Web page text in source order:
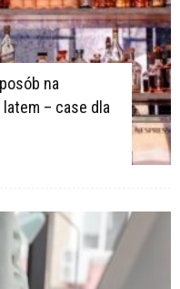
na
– case dla